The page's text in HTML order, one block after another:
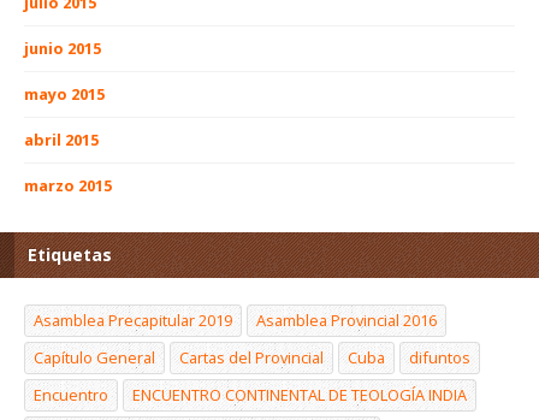
junio 2015
mayo 2015
abril 2015
marzo 2015
Etiquetas
Asamblea Precapitular 2019
Asamblea Provincial 2016
Capítulo General
Cartas del Provincial Cuba
difuntos
Encuentro
ENCUENTRO CONTINENTAL DE TEOLOGÍA INDIA